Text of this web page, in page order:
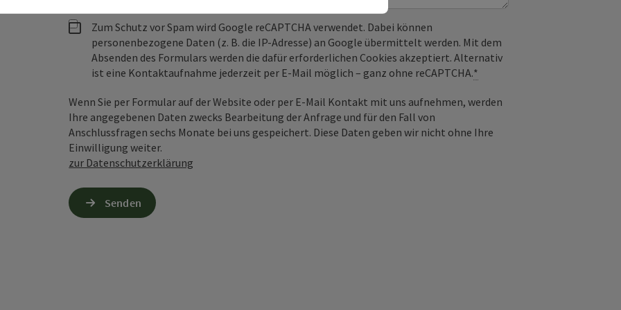
Zum Schutz vor Spam wird Google reCAPTCHA verwendet. Dabei können
personenbezogene Daten (z. B. die IP-Adresse) an Google übermittelt werden. Mit dem
Absenden des Formulars werden die dafür erforderlichen Cookies akzeptiert. Alternativ
ist eine Kontaktaufnahme jederzeit per E-Mail möglich – ganz ohne reCAPTCHA.*
Wenn Sie per Formular auf der Website oder per E-Mail Kontakt mit uns aufnehmen, werden
Ihre angegebenen Daten zwecks Bearbeitung der Anfrage und für den Fall von
Anschlussfragen sechs Monate bei uns gespeichert. Diese Daten geben wir nicht ohne Ihre
Einwilligung weiter.
zur Datenschutzerklärung
Senden